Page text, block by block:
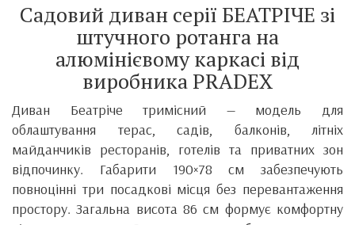
Садовий диван серії БЕАТРІЧЕ зі
штучного ротанга на
алюмінієвому каркасі від
виробника PRADEX
Диван Беатріче тримісний — модель для
облаштування терас, садів, балконів, літніх
майданчиків ресторанів, готелів та приватних зон
відпочинку. Габарити 190×78 см забезпечують
повноцінні три посадкові місця без перевантаження
простору. Загальна висота 86 см формує комфортну